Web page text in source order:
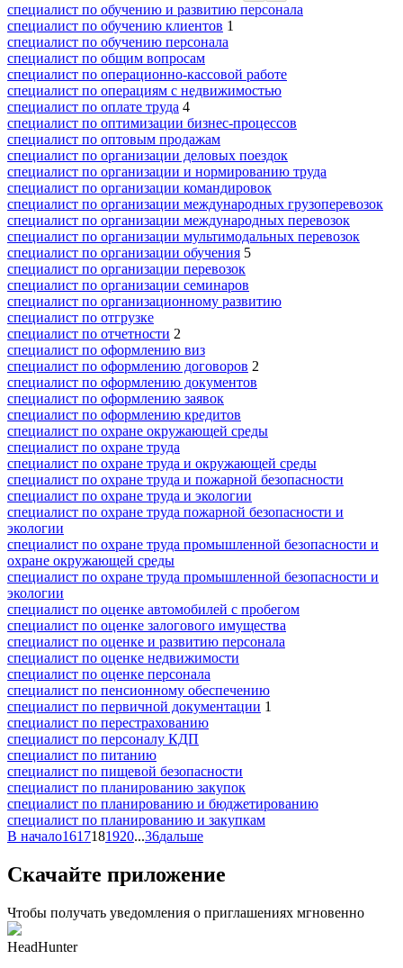
специалист по обучению и развитию персонала
специалист по обучению клиентов 1
специалист по обучению персонала
специалист по общим вопросам
специалист по операционно-кассовой работе
специалист по операциям с недвижимостью
специалист по оплате труда 4
специалист по оптимизации бизнес-процессов
специалист по оптовым продажам
специалист по организации деловых поездок
специалист по организации и нормированию труда
специалист по организации командировок
специалист по организации международных грузоперевозок
специалист по организации международных перевозок
специалист по организации мультимодальных перевозок
специалист по организации обучения 5
специалист по организации перевозок
специалист по организации семинаров
специалист по организационному развитию
специалист по отгрузке
специалист по отчетности 2
специалист по оформлению виз
специалист по оформлению договоров 2
специалист по оформлению документов
специалист по оформлению заявок
специалист по оформлению кредитов
специалист по охране окружающей среды
специалист по охране труда
специалист по охране труда и окружающей среды
специалист по охране труда и пожарной безопасности
специалист по охране труда и экологии
специалист по охране труда пожарной безопасности и
экологии
специалист по охране труда промышленной безопасности и
охране окружающей среды
специалист по охране труда промышленной безопасности и
экологии
специалист по оценке автомобилей с пробегом
специалист по оценке залогового имущества
специалист по оценке и развитию персонала
специалист по оценке недвижимости
специалист по оценке персонала
специалист по пенсионному обеспечению
специалист по первичной документации 1
специалист по перестрахованию
специалист по персоналу КДП
специалист по питанию
специалист по пищевой безопасности
специалист по планированию закупок
специалист по планированию и бюджетированию
специалист по планированию и закупкам
В начало1617181920...36дальше
Скачайте приложение
Чтобы получать уведомления о приглашениях мгновенно
HeadHunter